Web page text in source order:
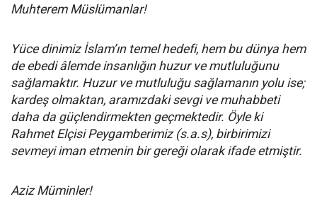
Muhterem Müslümanlar!
Yüce dinimiz İslam’ın temel hedefi, hem bu dünya hem
de ebedi âlemde insanlığın huzur ve mutluluğunu
sağlamaktır. Huzur ve mutluluğu sağlamanın yolu ise;
kardeş olmaktan, aramızdaki sevgi ve muhabbeti
daha da güçlendirmekten geçmektedir. Öyle ki
Rahmet Elçisi Peygamberimiz (s.a.s), birbirimizi
sevmeyi iman etmenin bir gereği olarak ifade etmiştir.
Aziz Müminler!